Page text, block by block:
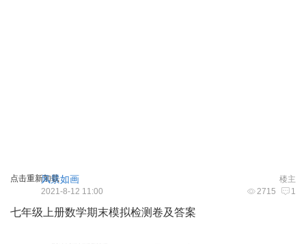
点击重新加载 楼主
风景如画
2715 1
2021-8-12 11:00
七年级上册数学期末模拟检测卷及答案